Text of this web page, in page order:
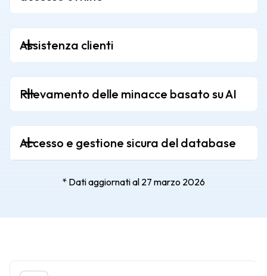
Assistenza clienti
Rilevamento delle minacce basato su AI
Accesso e gestione sicura del database
* Dati aggiornati al 27 marzo 2026